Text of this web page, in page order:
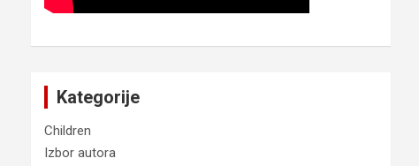
Kategorije
Children
Izbor autora